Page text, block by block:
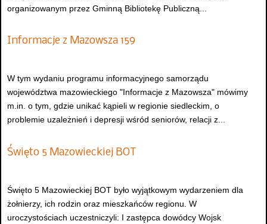
organizowanym przez Gminną Bibliotekę Publiczną...
Informacje z Mazowsza 159
W tym wydaniu programu informacyjnego samorządu
województwa mazowieckiego "Informacje z Mazowsza" mówimy
m.in. o tym, gdzie unikać kąpieli w regionie siedleckim, o
problemie uzależnień i depresji wśród seniorów, relacji z...
Święto 5 Mazowieckiej BOT
Święto 5 Mazowieckiej BOT było wyjątkowym wydarzeniem dla
żołnierzy, ich rodzin oraz mieszkańców regionu. W
uroczystościach uczestniczyli: I zastępca dowódcy Wojsk